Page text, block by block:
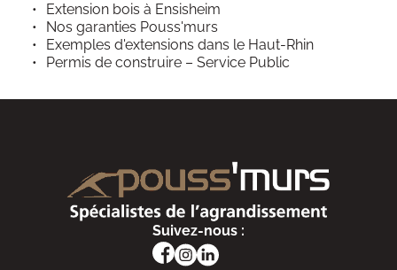
Extension bois à Ensisheim
Nos garanties Pouss'murs
Exemples d'extensions dans le Haut-Rhin
Permis de construire – Service Public
Suivez-nous :